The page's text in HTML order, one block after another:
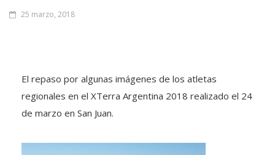
25 marzo, 2018
El repaso por algunas imágenes de los atletas
regionales en el XTerra Argentina 2018 realizado el 24
de marzo en San Juan.